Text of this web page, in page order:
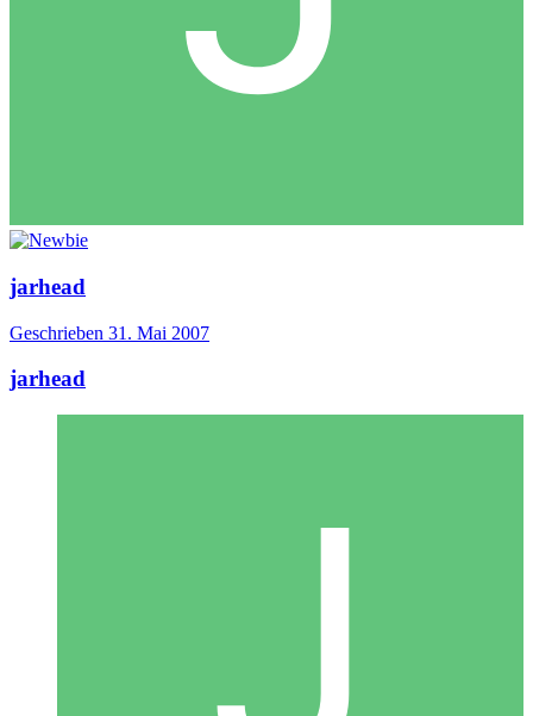
jarhead
Geschrieben 31. Mai 2007
jarhead